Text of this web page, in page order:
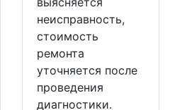
неисправность,
стоимость
ремонта
уточняется после
проведения
диагностики.